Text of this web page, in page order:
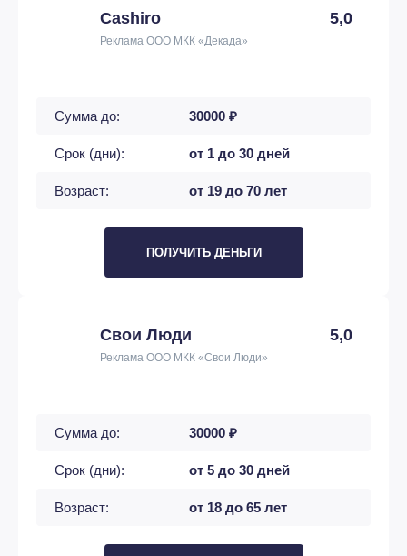
Cashiro 5,0
Реклама ООО МКК «Декада»
Сумма до: 30000 ₽
Срок (дни): от 1 до 30 дней
Возраст: от 19 до 70 лет
ПОЛУЧИТЬ ДЕНЬГИ
Свои Люди 5,0
Реклама ООО МКК «Свои Люди»
Сумма до: 30000 ₽
Срок (дни): от 5 до 30 дней
Возраст: от 18 до 65 лет